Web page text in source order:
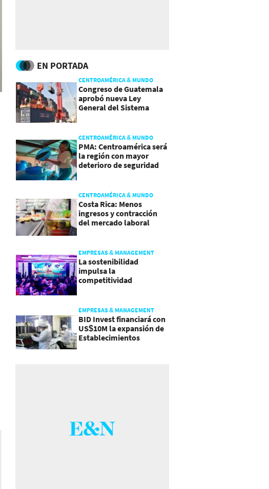
EN PORTADA
CENTROAMÉRICA & MUNDO
Congreso de Guatemala
aprobó nueva Ley
General del Sistema
CENTROAMÉRICA & MUNDO
PMA: Centroamérica será
la región con mayor
deterioro de seguridad
CENTROAMÉRICA & MUNDO
Costa Rica: Menos
ingresos y contracción
del mercado laboral
EMPRESAS & MANAGEMENT
La sostenibilidad
impulsa la
competitividad
EMPRESAS & MANAGEMENT
BID Invest financiará con
US$10M la expansión de
Establecimientos